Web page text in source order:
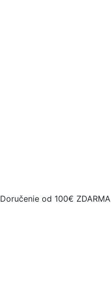
Doručenie od 100€ ZDARMA